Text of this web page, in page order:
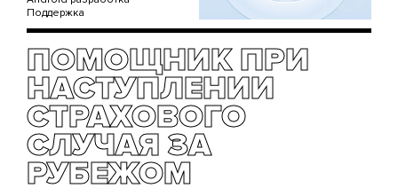
Поддержка
ПОМОЩНИК ПРИ
НАСТУПЛЕНИИ
СТРАХОВОГО
СЛУЧАЯ ЗА
РУБЕЖОМ